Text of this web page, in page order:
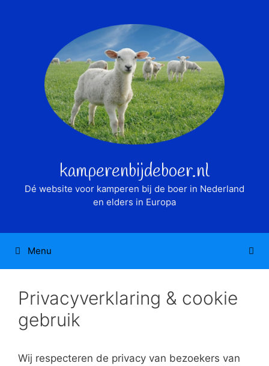
kamperenbijdeboer.nl
Dé website voor kamperen bij de boer in Nederland
en elders in Europa
Menu
Privacyverklaring & cookie
gebruik
Wij respecteren de privacy van bezoekers van